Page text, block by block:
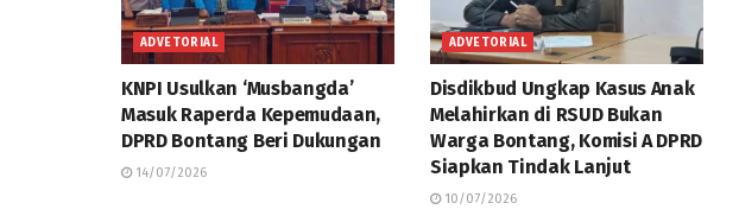
ADVETORIAL
KNPI Usulkan ‘Musbangda’
Masuk Raperda Kepemudaan,
DPRD Bontang Beri Dukungan
14/07/2026
ADVETORIAL
Disdikbud Ungkap Kasus Anak
Melahirkan di RSUD Bukan
Warga Bontang, Komisi A DPRD
Siapkan Tindak Lanjut
10/07/2026